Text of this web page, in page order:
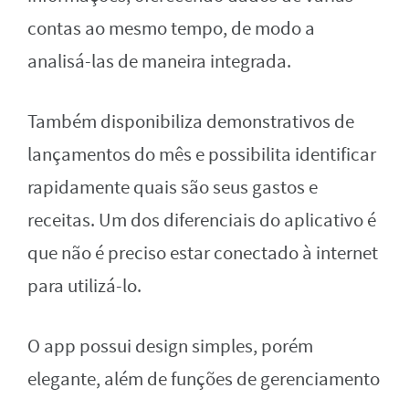
contas ao mesmo tempo, de modo a
analisá-las de maneira integrada.
Também disponibiliza demonstrativos de
lançamentos do mês e possibilita identificar
rapidamente quais são seus gastos e
receitas. Um dos diferenciais do aplicativo é
que não é preciso estar conectado à internet
para utilizá-lo.
O app possui design simples, porém
elegante, além de funções de gerenciamento